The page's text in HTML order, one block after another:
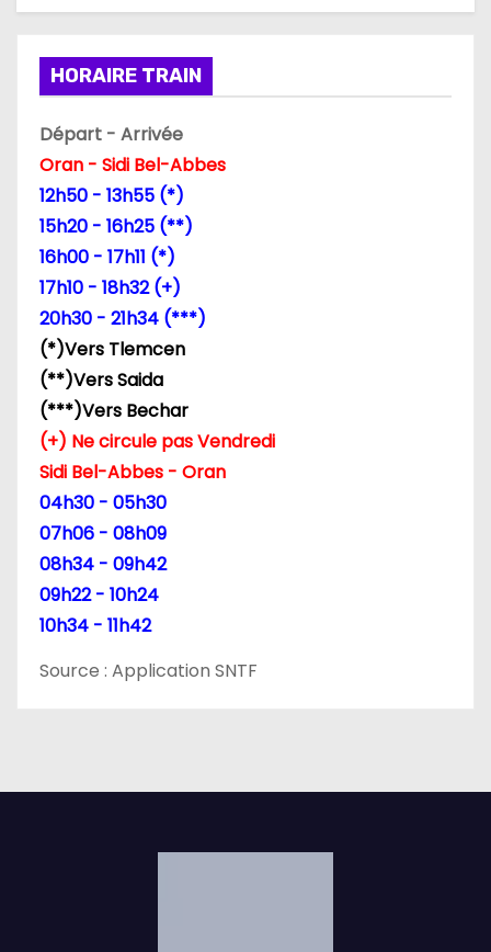
HORAIRE TRAIN
Départ - Arrivée
Oran - Sidi Bel-Abbes
12h50 - 13h55 (*)
15h20 - 16h25 (**)
16h00 - 17h11 (*)
17h10 - 18h32 (+)
20h30 - 21h34 (***)
(*)Vers Tlemcen
(**)Vers Saida
(***)Vers Bechar
(+) Ne circule pas Vendredi
Sidi Bel-Abbes - Oran
04h30 - 05h30
07h06 - 08h09
08h34 - 09h42
09h22 - 10h24
10h34 - 11h42
Source : Application SNTF